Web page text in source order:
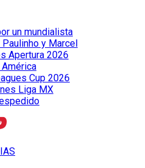
un mundialista
y Marcel
Apertura 2026
América
Cup 2026
Liga MX